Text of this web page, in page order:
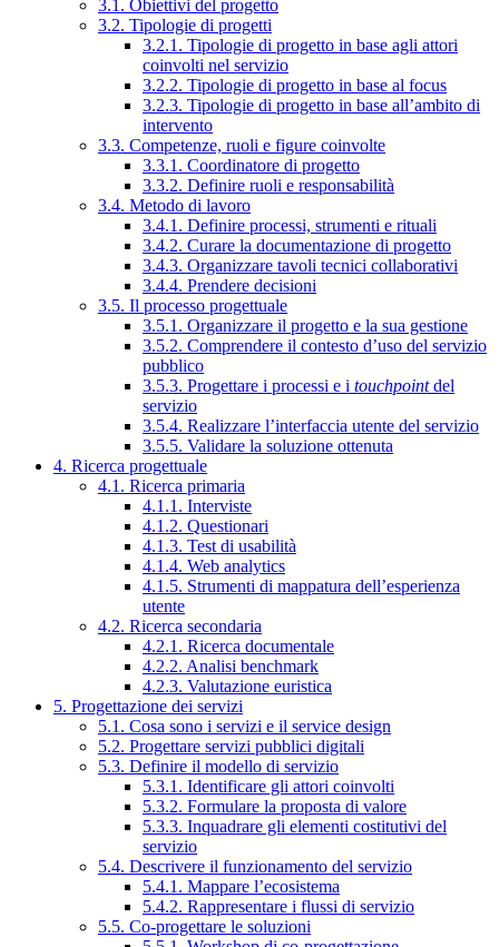
3.1. Obiettivi del progetto
3.2. Tipologie di progetti
3.2.1. Tipologie di progetto in base agli attori
coinvolti nel servizio
3.2.2. Tipologie di progetto in base al focus
3.2.3. Tipologie di progetto in base all’ambito di
intervento
3.3. Competenze, ruoli e figure coinvolte
3.3.1. Coordinatore di progetto
3.3.2. Definire ruoli e responsabilità
3.4. Metodo di lavoro
3.4.1. Definire processi, strumenti e rituali
3.4.2. Curare la documentazione di progetto
3.4.3. Organizzare tavoli tecnici collaborativi
3.4.4. Prendere decisioni
3.5. Il processo progettuale
3.5.1. Organizzare il progetto e la sua gestione
3.5.2. Comprendere il contesto d’uso del servizio
pubblico
3.5.3. Progettare i processi e i touchpointdel
servizio
3.5.4. Realizzare l’interfaccia utente del servizio
3.5.5. Validare la soluzione ottenuta
4. Ricerca progettuale
4.1. Ricerca primaria
4.1.1. Interviste
4.1.2. Questionari
4.1.3. Test di usabilità
4.1.4. Web analytics
4.1.5. Strumenti di mappatura dell’esperienza
utente
4.2. Ricerca secondaria
4.2.1. Ricerca documentale
4.2.2. Analisi benchmark
4.2.3. Valutazione euristica
5. Progettazione dei servizi
5.1. Cosa sono i servizi e il service design
5.2. Progettare servizi pubblici digitali
5.3. Definire il modello di servizio
5.3.1. Identificare gli attori coinvolti
5.3.2. Formulare la proposta di valore
5.3.3. Inquadrare gli elementi costitutivi del
servizio
5.4. Descrivere il funzionamento del servizio
5.4.1. Mappare l’ecosistema
5.4.2. Rappresentare i flussi di servizio
5.5. Co-progettare le soluzioni